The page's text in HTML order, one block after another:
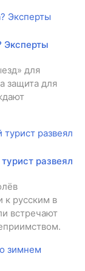
Эксперты
для
защита для
развеял
к русским в
встречают